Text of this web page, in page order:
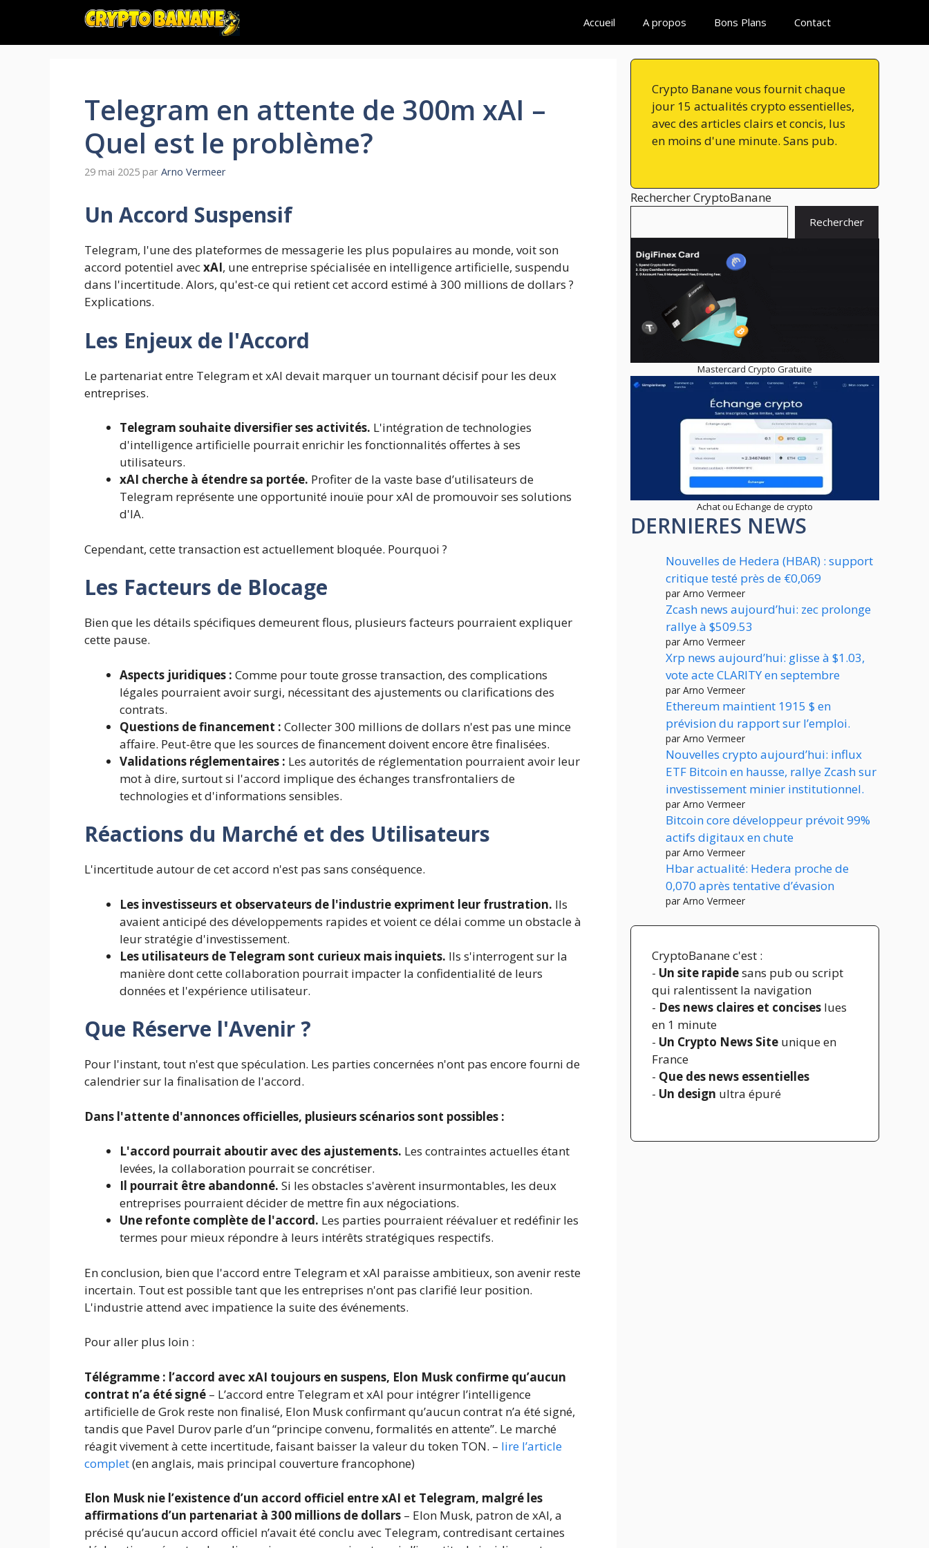
contenu
Accueil A propos Bons Plans Contact
Telegram en attente de 300m xAI –
Quel est le problème?
29 mai 2025 par Arno Vermeer
Un Accord Suspensif
Telegram, l'une des plateformes de messagerie les plus populaires au monde, voit son
accord potentiel avecxAI, une entreprise spécialisée en intelligence artificielle, suspendu
dans l'incertitude. Alors, qu'est-ce qui retient cet accord estimé à 300 millions de dollars ?
Explications.
Les Enjeux de l'Accord
Le partenariat entre Telegram et xAI devait marquer un tournant décisif pour les deux
entreprises.
Telegram souhaite diversifier ses activités. L'intégration de technologies
d'intelligence artificielle pourrait enrichir les fonctionnalités offertes à ses
utilisateurs.
xAI cherche à étendre sa portée. Profiter de la vaste base d’utilisateurs de
Telegram représente une opportunité inouïe pour xAI de promouvoir ses solutions
d'IA.
Cependant, cette transaction est actuellement bloquée. Pourquoi ?
Les Facteurs de Blocage
Bien que les détails spécifiques demeurent flous, plusieurs facteurs pourraient expliquer
cette pause.
Aspects juridiques : Comme pour toute grosse transaction, des complications
légales pourraient avoir surgi, nécessitant des ajustements ou clarifications des
contrats.
Questions de financement : Collecter 300 millions de dollars n'est pas une mince
affaire. Peut-être que les sources de financement doivent encore être finalisées.
Validations réglementaires : Les autorités de réglementation pourraient avoir leur
mot à dire, surtout si l'accord implique des échanges transfrontaliers de
technologies et d'informations sensibles.
Réactions du Marché et des Utilisateurs
L'incertitude autour de cet accord n'est pas sans conséquence.
Les investisseurs et observateurs de l'industrie expriment leur frustration. Ils
avaient anticipé des développements rapides et voient ce délai comme un obstacle à
leur stratégie d'investissement.
Les utilisateurs de Telegram sont curieux mais inquiets. Ils s'interrogent sur la
manière dont cette collaboration pourrait impacter la confidentialité de leurs
données et l'expérience utilisateur.
Que Réserve l'Avenir ?
Pour l'instant, tout n'est que spéculation. Les parties concernées n'ont pas encore fourni de
calendrier sur la finalisation de l'accord.
Dans l'attente d'annonces officielles, plusieurs scénarios sont possibles :
L'accord pourrait aboutir avec des ajustements. Les contraintes actuelles étant
levées, la collaboration pourrait se concrétiser.
Il pourrait être abandonné. Si les obstacles s'avèrent insurmontables, les deux
entreprises pourraient décider de mettre fin aux négociations.
Une refonte complète de l'accord. Les parties pourraient réévaluer et redéfinir les
termes pour mieux répondre à leurs intérêts stratégiques respectifs.
En conclusion, bien que l'accord entre Telegram et xAI paraisse ambitieux, son avenir reste
incertain. Tout est possible tant que les entreprises n'ont pas clarifié leur position.
L'industrie attend avec impatience la suite des événements.
Pour aller plus loin :
Télégramme : l’accord avec xAI toujours en suspens, Elon Musk confirme qu’aucun
contrat n’a été signé – L’accord entre Telegram et xAI pour intégrer l’intelligence
artificielle de Grok reste non finalisé, Elon Musk confirmant qu’aucun contrat n’a été signé,
tandis que Pavel Durov parle d’un “principe convenu, formalités en attente”. Le marché
réagit vivement à cette incertitude, faisant baisser la valeur du token TON. – lire l’article
complet(en anglais, mais principal couverture francophone)
Elon Musk nie l’existence d’un accord officiel entre xAI et Telegram, malgré les
affirmations d’un partenariat à 300 millions de dollars – Elon Musk, patron de xAI, a
précisé qu’aucun accord officiel n’avait été conclu avec Telegram, contredisant certaines
Crypto Banane vous fournit chaque
jour 15 actualités crypto essentielles,
avec des articles clairs et concis, lus
en moins d'une minute. Sans pub.
Rechercher CryptoBanane
Rechercher
Mastercard Crypto Gratuite
Achat ou Echange de crypto
DERNIERES NEWS
Nouvelles de Hedera (HBAR) : support
critique testé près de €0,069
par Arno Vermeer
Zcash news aujourd’hui: zec prolonge
rallye à $509.53
par Arno Vermeer
Xrp news aujourd’hui: glisse à $1.03,
vote acte CLARITY en septembre
par Arno Vermeer
Ethereum maintient 1915 $ en
prévision du rapport sur l’emploi.
par Arno Vermeer
Nouvelles crypto aujourd’hui: influx
ETF Bitcoin en hausse, rallye Zcash sur
investissement minier institutionnel.
par Arno Vermeer
Bitcoin core développeur prévoit 99%
actifs digitaux en chute
par Arno Vermeer
Hbar actualité: Hedera proche de
0,070 après tentative d’évasion
par Arno Vermeer
CryptoBanane c'est :
- Un site rapidesans pub ou script
qui ralentissent la navigation
- Des news claires et concises lues
en 1 minute
- Un Crypto News Site unique en
France
- Que des news essentielles
- Un design ultra épuré